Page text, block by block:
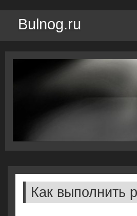
Bulnog.ru
Как выполнить